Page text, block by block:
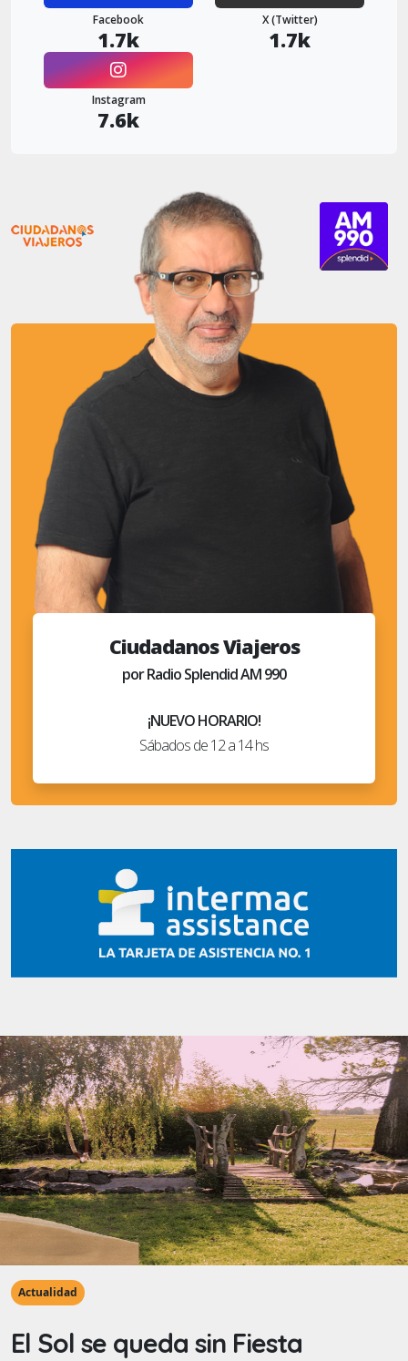
Facebook
1.7k
X (Twitter)
1.7k
Instagram
7.6k
Ciudadanos Viajeros
por Radio Splendid AM 990
¡NUEVO HORARIO!
Sábados de 12 a 14 hs